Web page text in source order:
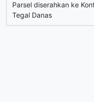
Parsel diserahkan ke
Tegal Danas